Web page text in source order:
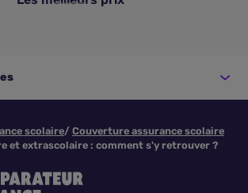
scolaire
Couverture assurance scolaire
et extrascolaire : comment s'y retrouver ?